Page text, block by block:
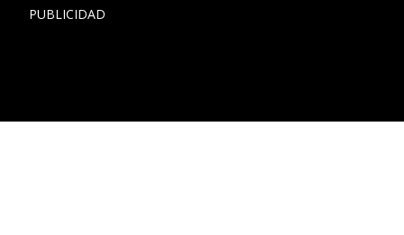
PUBLICIDAD